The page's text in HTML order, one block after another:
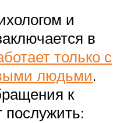
и
в
только с
людьми.
к
послужить: